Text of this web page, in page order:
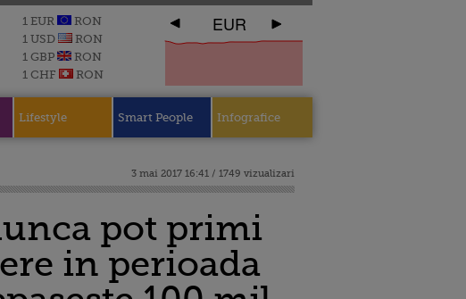
1 EUR
RON
1 USD
RON
1 GBP
RON
1 CHF
RON
EUR
Lifestyle Smart People Infografice
3 mai 2017 16:41 / 1749 vizualizari
pot primi
in perioada